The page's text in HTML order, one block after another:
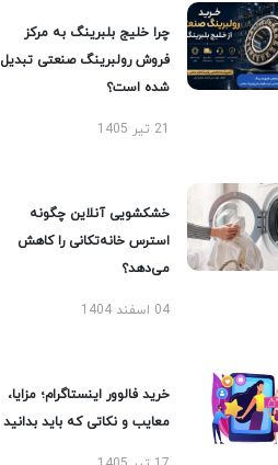
چرا خلیج بلبرینگ به مرکز
فروش رولبرینگ صنعتی تبدیل
شده است؟
21 تیر 1405
خشکشویی آنلاین چگونه
استرس خانه‌تکانی را کاهش
می‌دهد؟
04 اسفند 1404
خرید فالوور اینستاگرام؛ مزایا،
معایب و نکاتی که باید بدانید